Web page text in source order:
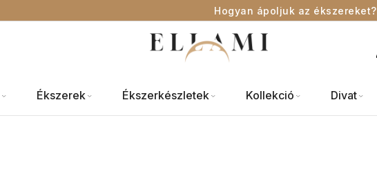
Hogyan ápoljuk az ékszereket?
Ékszerek Ékszerkészletek Kollekció Divat